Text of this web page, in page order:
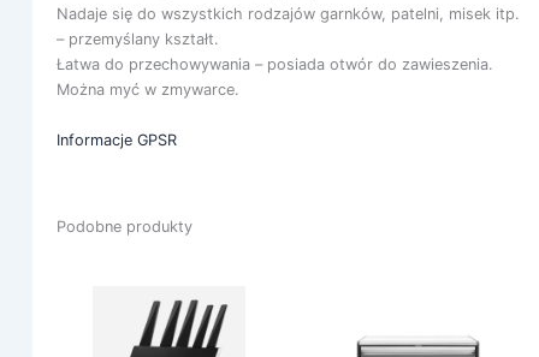
Nadaje się do wszystkich rodzajów garnków, patelni, misek itp.
– przemyślany kształt.
Łatwa do przechowywania – posiada otwór do zawieszenia.
Można myć w zmywarce.
Informacje GPSR
Podobne produkty